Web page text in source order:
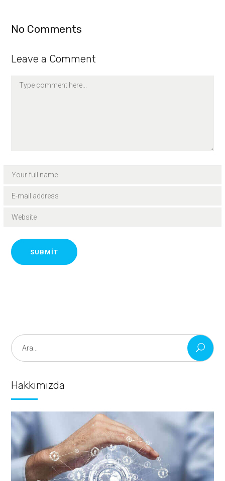
No Comments
Leave a Comment
SUBMIT
Search
for:
Hakkımızda